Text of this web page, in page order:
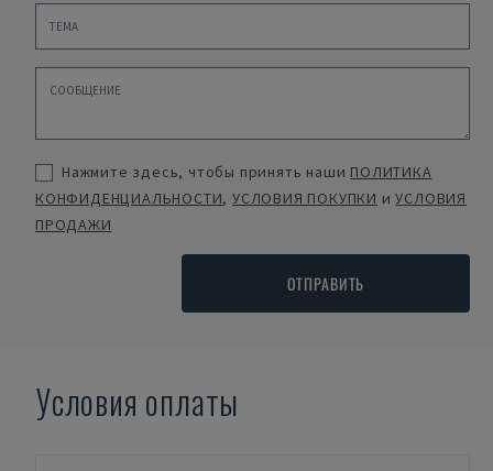
Нажмите здесь, чтобы принять наши ПОЛИТИКА
КОНФИДЕНЦИАЛЬНОСТИ,УСЛОВИЯ ПОКУПКИ иУСЛОВИЯ
ПРОДАЖИ
ОТПРАВИТЬ
Условия оплаты